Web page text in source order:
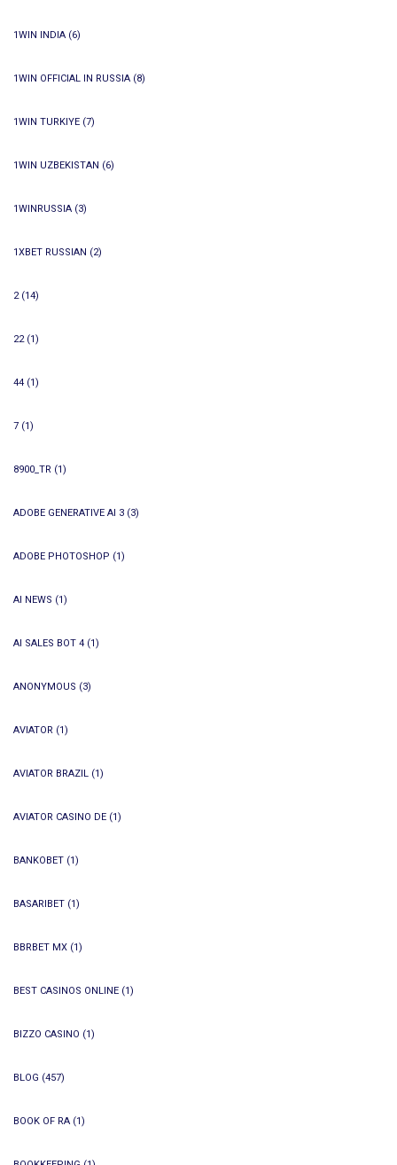
1WIN INDIA (6)
1WIN OFFICIAL IN RUSSIA (8)
1WIN TURKIYE (7)
1WIN UZBEKISTAN (6)
1WINRUSSIA (3)
1XBET RUSSIAN (2)
2(14)
22(1)
44 (1)
7 (1)
8900_TR (1)
ADOBE GENERATIVE AI 3 (3)
ADOBE PHOTOSHOP (1)
AI NEWS (1)
AI SALES BOT 4 (1)
ANONYMOUS (3)
AVIATOR (1)
AVIATOR BRAZIL (1)
AVIATOR CASINO DE (1)
BANKOBET (1)
BASARIBET (1)
BBRBET MX (1)
BEST CASINOS ONLINE (1)
BIZZO CASINO (1)
BLOG (457)
BOOK OF RA (1)